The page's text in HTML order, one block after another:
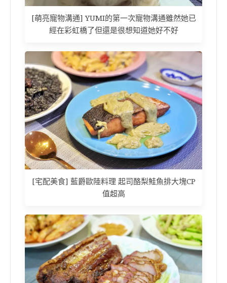
[萌亮寵物溝通] YUMI的第一次寵物溝通雖然她已
經在彩虹橋了但還是很想知道她好不好
[宅配美食] 藍爵歐陸料理 起司酪梨鮭魚排大塊CP
值超高